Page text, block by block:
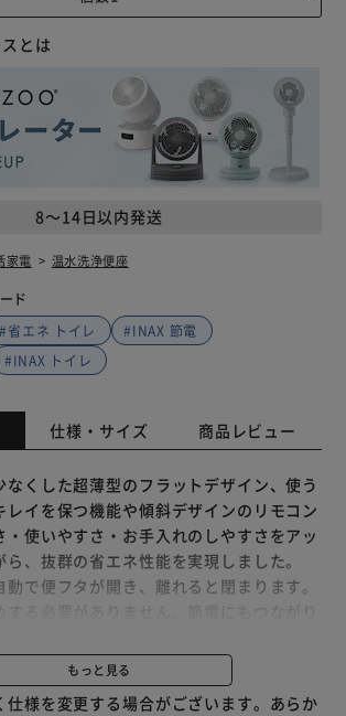
8～14日以内発送
とは
家電 温水洗浄便座
ド
#省エネ トイレ
#INAX 節電
#INAX トイレ
仕様・サイズ 商品レビュー
なくした超薄型のフラットデザイン、使う
レイを保つ機能や傾斜デザインのリモコン
・使いやすさ・お手入れのしやすさをアッ
、抜群の省エネ性能を実現しました。
で便フタが開き、離れると閉まります。
し、汚物汚れをつきにくくするのでお掃除
器形状により塗布範囲が異なる場合があり
もっと見る
様を変更する場合がございます。あらか